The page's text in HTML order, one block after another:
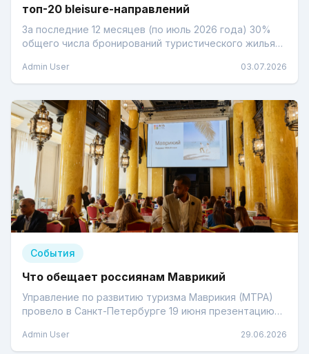
топ-20 bleisure-направлений
За последние 12 месяцев (по июль 2026 года) 30%
общего числа бронирований туристического жилья
заявляют аналитики Bronevik. com.
Admin User 03.07.2026
События
Что обещает россиянам Маврикий
Управление по развитию туризма Маврикия (MTPA)
провело в Санкт-Петербурге 19 июня презентацию
города.
Admin User 29.06.2026